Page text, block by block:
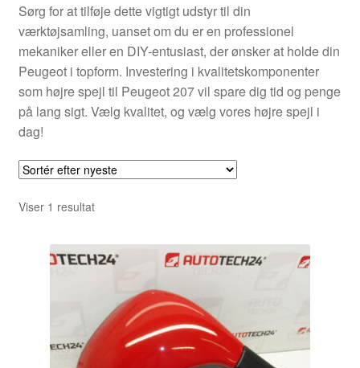
Vilkår og betingelser
Sørg for at tilføje dette vigtigt udstyr til din
værktøjsamling, uanset om du er en professionel
mekaniker eller en DIY-entusiast, der ønsker at holde din
Peugeot i topform. Investering i kvalitetskomponenter
som højre spejl til Peugeot 207 vil spare dig tid og penge
på lang sigt. Vælg kvalitet, og vælg vores højre spejl i
dag!
Viser 1 resultat